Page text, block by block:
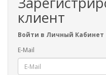
клиент
Войти в Личный Кабинет
E-Mail